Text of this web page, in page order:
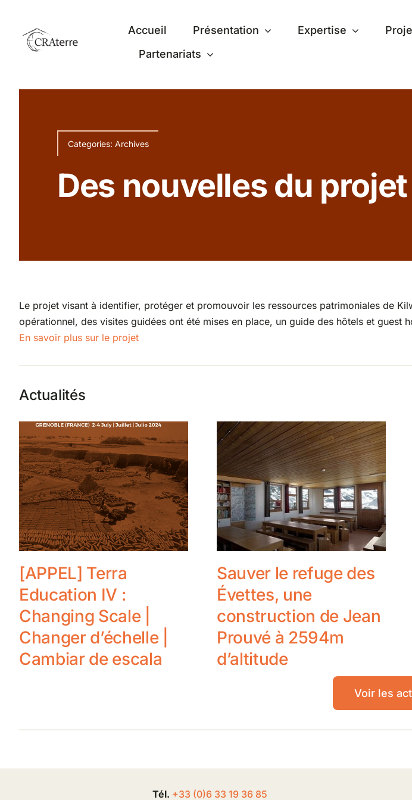
contenu
Accueil Présentation Expertise
Partenariats
Categories: Archives
Des nouvelles du
Le projet visant à identifier, protéger et promouvoir les ressources patrimoniales de
opérationnel, des visites guidées ont été mises en place, un guide des hôtels et guest
En savoir plus sur le projet
Actualités
[APPEL] Terra
Education IV :
Changing Scale |
Changer d’échelle |
Cambiar de escala
Sauver le refuge des
Évettes, une
construction de Jean
Prouvé à 2594m
d’altitude
Voir les
Tél. +33 (0)6 33 19 36 85